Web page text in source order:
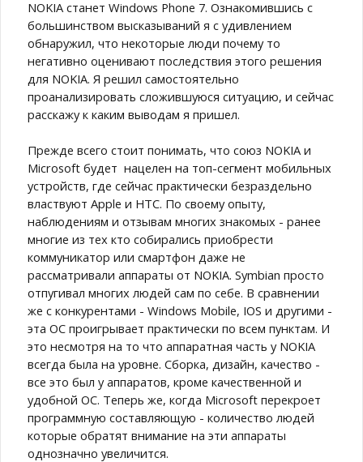
NOKIA станет Windows Phone 7. Ознакомившись с
большинством высказываний я с удивлением
обнаружил, что некоторые люди почему то
негативно оценивают последствия этого решения
для NOKIA. Я решил самостоятельно
проанализировать сложившуюся ситуацию, и сейчас
расскажу к каким выводам я пришел.
Прежде всего стоит понимать, что союз NOKIA и
Microsoft будет нацелен на топ-сегмент мобильных
устройств, где сейчас практически безраздельно
властвуют Apple и HTC. По своему опыту,
наблюдениям и отзывам многих знакомых - ранее
многие из тех кто собирались приобрести
коммуникатор или смартфон даже не
рассматривали аппараты от NOKIA. Symbian просто
отпугивал многих людей сам по себе. В сравнении
же с конкурентами - Windows Mobile, IOS и другими -
эта ОС проигрывает практически по всем пунктам. И
это несмотря на то что аппаратная часть у NOKIA
всегда была на уровне. Сборка, дизайн, качество -
все это был у аппаратов, кроме качественной и
удобной ОС. Теперь же, когда Microsoft перекроет
программную составляющую - количество людей
которые обратят внимание на эти аппараты
однозначно увеличится.